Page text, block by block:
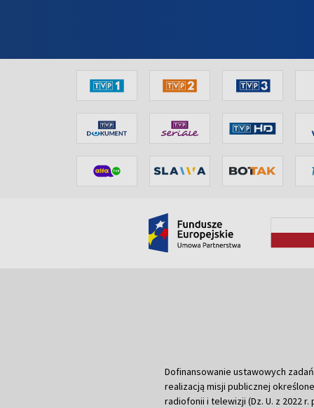
Dofinansowanie ustawowych
realizacją misji publicznej
radiofonii i telewizji (Dz. U. z 2022